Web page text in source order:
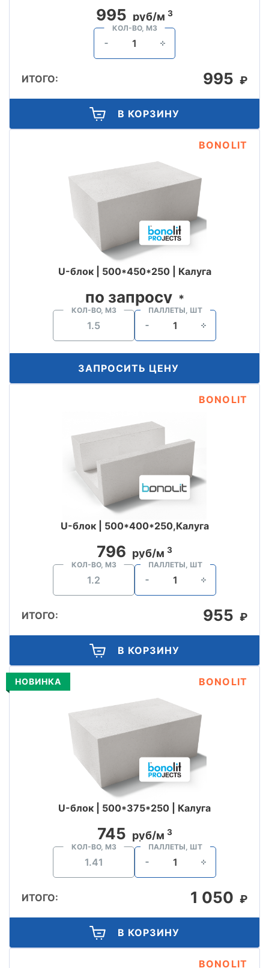
995 руб/м 3
КОЛ-ВО, М3
ИТОГО: 995 ₽
В КОРЗИНУ
BONOLIT
U-блок | 500*450*250 | Калуга
по запросу *
КОЛ-ВО, М3 ПАЛЛЕТЫ, ШТ
ЗАПРОСИТЬ ЦЕНУ
BONOLIT
U-блок | 500*400*250,Калуга
796 руб/м 3
КОЛ-ВО, М3 ПАЛЛЕТЫ, ШТ
ИТОГО: 955 ₽
В КОРЗИНУ
НОВИНКА BONOLIT
U-блок | 500*375*250 | Калуга
745 руб/м 3
КОЛ-ВО, М3 ПАЛЛЕТЫ, ШТ
ИТОГО: 1 050 ₽
В КОРЗИНУ
BONOLIT